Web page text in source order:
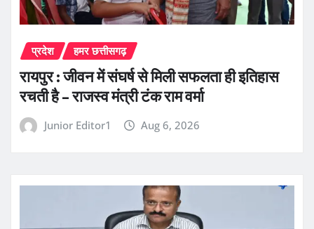
प्रदेश हमर छत्तीसगढ़
रायपुर : जीवन में संघर्ष से मिली सफलता ही इतिहास
रचती है – राजस्व मंत्री टंक राम वर्मा
Junior Editor1 Aug 6, 2026